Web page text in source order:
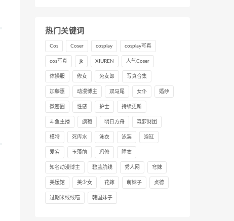
热门关键词
Cos Coser cosplay cosplay写真
cos写真 jk XIUREN 人气Coser
体操服 修女 兔女郎 写真合集
加藤惠 动漫博主 双马尾 女仆 婚纱
微密圈 性感 护士 持续更新
斗鱼主播 旗袍 明日方舟 森萝财团
模特 死库水 泳衣 泳装 浴缸
爱宕 玉藻前 玛修 睡衣
知名动漫博主 碧蓝航线 秀人网 穹妹
美媛馆 美少女 花嫁 萌妹子 贞德
过期米线线喵 韩国妹子